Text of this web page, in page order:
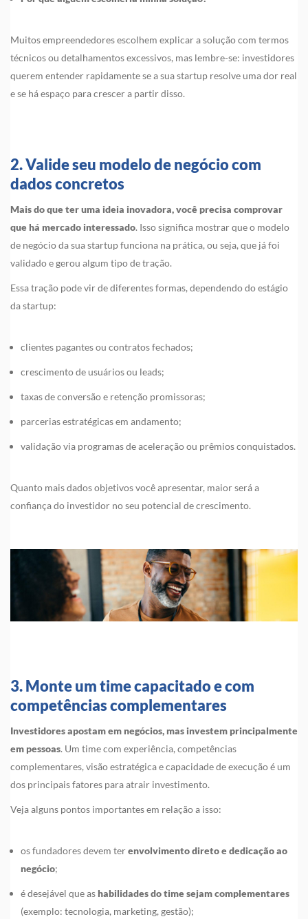
Muitos empreendedores escolhem explicar a solução com termos
técnicos ou detalhamentos excessivos, mas lembre-se: investidores
querem entender rapidamente se a sua startup resolve uma dor real
e se há espaço para crescer a partir disso.
2. Valide seu modelo de negócio com
dados concretos
Mais do que ter uma ideia inovadora, você precisa comprovar
que há mercado interessado. Isso significa mostrar que o modelo
de negócio da sua startup funciona na prática, ou seja, que já foi
validado e gerou algum tipo de tração.
Essa tração pode vir de diferentes formas, dependendo do estágio
da startup:
clientes pagantes ou contratos fechados;
crescimento de usuários ou leads;
taxas de conversão e retenção promissoras;
parcerias estratégicas em andamento;
validação via programas de aceleração ou prêmios conquistados.
Quanto mais dados objetivos você apresentar, maior será a
confiança do investidor no seu potencial de crescimento.
3. Monte um time capacitado e com
competências complementares
Investidores apostam em negócios, mas investem principalmente
em pessoas. Um time com experiência, competências
complementares, visão estratégica e capacidade de execução é um
dos principais fatores para atrair investimento.
Veja alguns pontos importantes em relação a isso:
os fundadores devem terenvolvimento direto e dedicação ao
negócio;
é desejável que as habilidades do time sejam complementares
(exemplo: tecnologia, marketing, gestão);